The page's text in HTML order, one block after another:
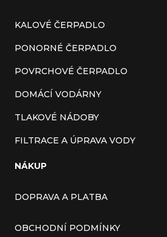
KALOVÉ ČERPADLO
PONORNÉ ČERPADLO
POVRCHOVÉ ČERPADLO
DOMÁCÍ VODÁRNY
TLAKOVÉ NÁDOBY
FILTRACE A ÚPRAVA VODY
NÁKUP
DOPRAVA A PLATBA
OBCHODNÍ PODMÍNKY